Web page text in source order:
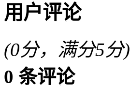
用户评论
(0分，满分5分)
0 条评论